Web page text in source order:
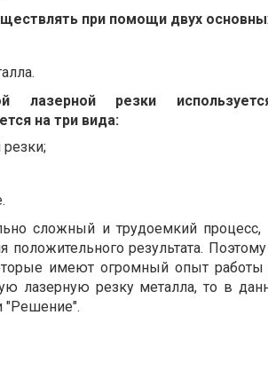
при помощи двух
лазерной резки
на три вида:
резки;
сложный и трудоемкий процесс,
положительного результата.
имеют огромный опыт
лазерную резку металла, то в
"Решение".